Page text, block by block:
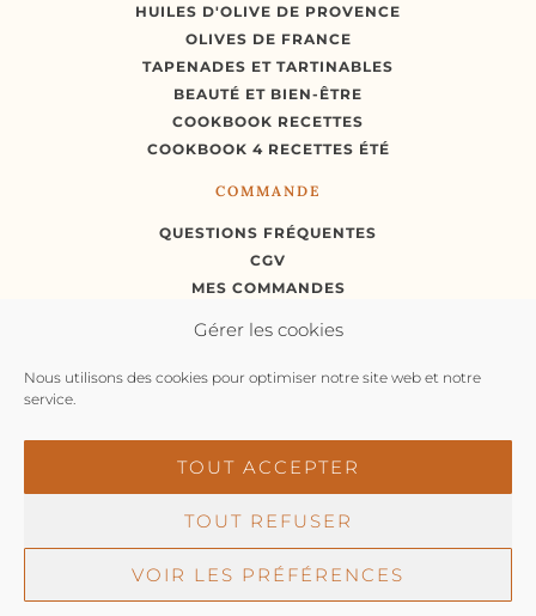
Gérer les cookies
Nous utilisons des cookies pour optimiser notre site web et notre
service.
TOUT ACCEPTER
TOUT REFUSER
VOIR LES PRÉFÉRENCES
HUILES D'OLIVE DE PROVENCE
OLIVES DE FRANCE
TAPENADES ET TARTINABLES
BEAUTÉ ET BIEN-ÊTRE
COOKBOOK RECETTES
COOKBOOK 4 RECETTES ÉTÉ
COMMANDE
QUESTIONS FRÉQUENTES
CGV
MES COMMANDES
RÉTRACTATION
LIVRAISON OFFERTE en France